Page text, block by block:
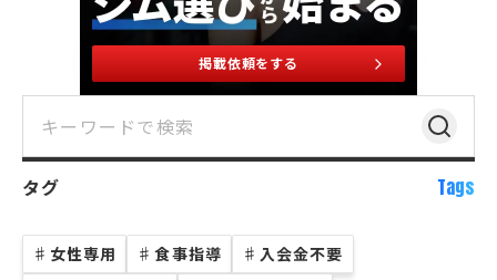
掲載依頼をする
タグ Tags
♯ 女性専用 ♯ 食事指導 ♯ 入会金不要